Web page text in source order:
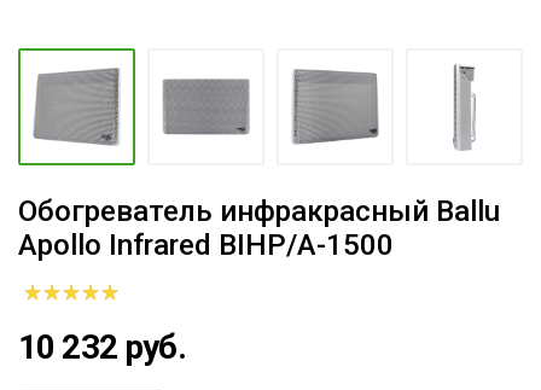
Обогреватель инфракрасный Ballu
Apollo Infrared BIHP/A-1500
10 232 руб.